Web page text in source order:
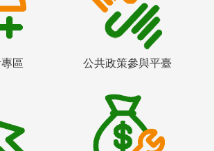
區 公共政策參與平臺